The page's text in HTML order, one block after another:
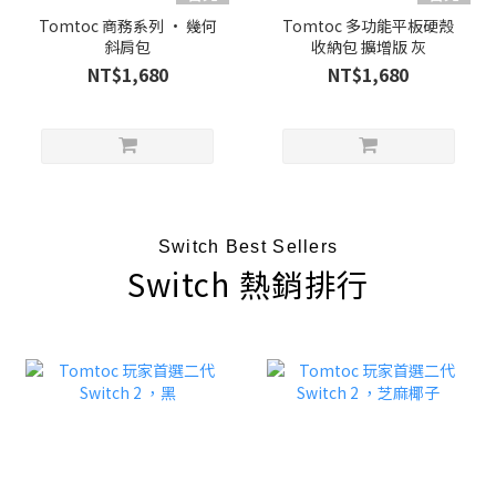
Tomtoc 商務系列 • 幾何
斜肩包
NT$1,680
Tomtoc 多功能平板硬殼
收納包 擴增版 灰
NT$1,680
Switch Best Sellers
Switch 熱銷排行